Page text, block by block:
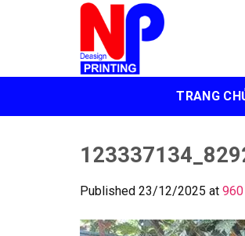
TRANG
Published 23/12/2025 at